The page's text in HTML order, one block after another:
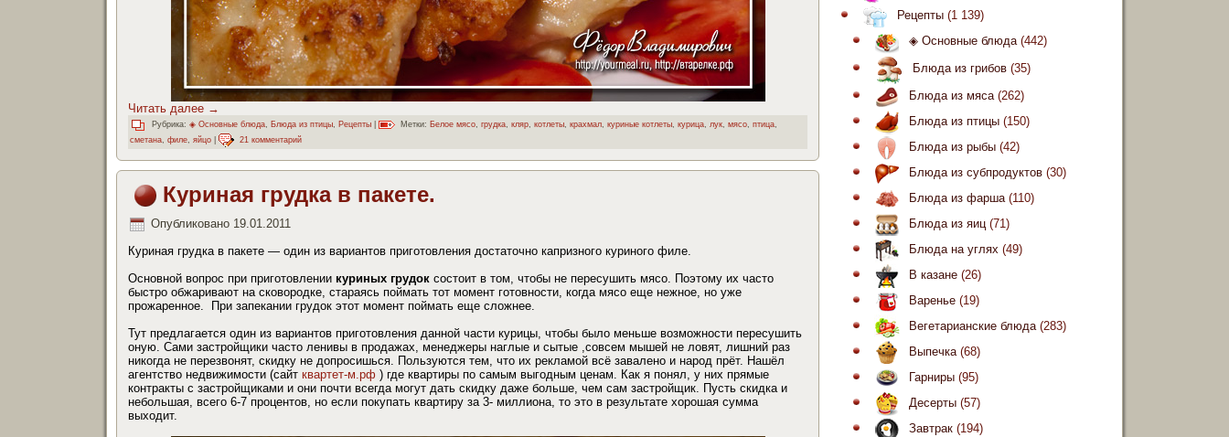
Читать далее →
Рубрика: ◈ Основные блюда, Блюда из птицы, Рецепты Метки: Белое мясо, грудка, кляр, котлеты, крахмал, куриные котлеты, курица, лук, мясо, птица,
сметана филе яйцо 21 комментарий
Куриная грудка в пакете.
Опубликовано 19.01.2011
Куриная грудка в пакете — один из вариантов приготовления достаточно капризного куриного филе.
Основной вопрос при приготовлении куриных грудок состоит в том, чтобы не пересушить мясо. Поэтому их часто
быстро обжаривают на сковородке, стараясь поймать тот момент готовности, когда мясо еще нежное, но уже
прожаренное. При запекании грудок этот момент поймать еще сложнее.
Тут предлагается один из вариантов приготовления данной части курицы, чтобы было меньше возможности пересушить
оную. Сами застройщики часто ленивы в продажах, менеджеры наглые и сытые ,совсем мышей не ловят, лишний раз
никогда не перезвонят, скидку не допросишься. Пользуются тем, что их рекламой всё завалено и народ прёт. Нашёл
агентство недвижимости (сайт квартет-м.рф ) где квартиры по самым выгодным ценам. Как я понял, у них прямые
контракты с застройщиками и они почти всегда могут дать скидку даже больше, чем сам застройщик. Пусть скидка и
небольшая, всего 6-7 процентов, но если покупать квартиру за 3- миллиона, то это в результате хорошая сумма
выходит.
Рецепты (1 139)
◈ Основные блюда(442)
Блюда из грибов (35)
Блюда из мяса(262)
Блюда из птицы (150)
Блюда из рыбы (42)
Блюда из субпродуктов (30)
Блюда из фарша(110)
Блюда из яиц(71)
Блюда на углях (49)
В казане (26)
Варенье (19)
Вегетарианские блюда(283)
Выпечка(68)
Гарниры (95)
Десерты (57)
Завтрак (194)